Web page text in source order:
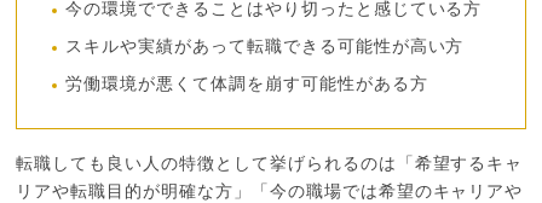
今の環境でできることはやり切ったと感じている方
スキルや実績があって転職できる可能性が高い方
労働環境が悪くて体調を崩す可能性がある方
転職しても良い人の特徴として挙げられるのは「希望するキャ
リアや転職目的が明確な方」「今の職場では希望のキャリアや